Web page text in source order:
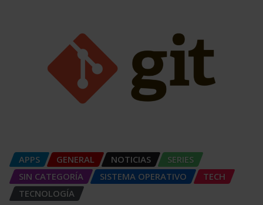
APPS GENERAL NOTICIAS
SERIES
SIN CATEGORÍA
SISTEMA OPERATIVO
TECH
TECNOLOGÍA